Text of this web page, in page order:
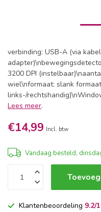
verbinding: USB-A (via
3200 DPI
wiel\nformaat: slank
links-/
Lees meer.
€14,99 Incl. btw
Vandaag besteld,
Klantenbeoordeling 9.2/